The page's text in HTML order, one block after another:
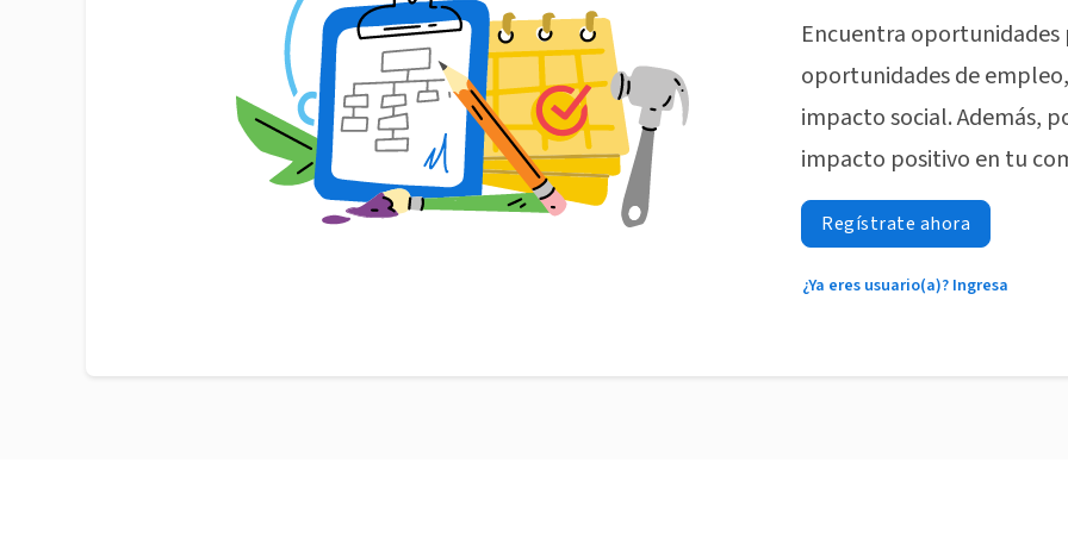
Encuentra
oportunidades de
impacto social. Además,
impacto positivo en tu
Regístrate ahora
¿Ya eres usuario(a)? Ingresa